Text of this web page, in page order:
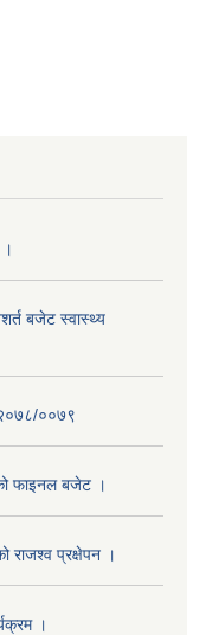
।
बजेट स्वास्थ्य
२०७८/००७९
फाइनल बजेट ।
राजश्व प्रक्षेपन ।
।